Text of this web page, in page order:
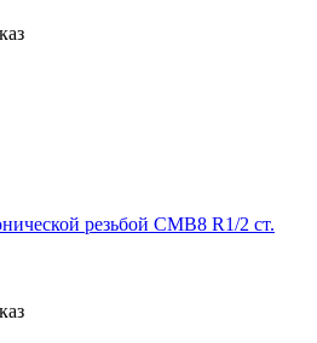
резьбой СМВ8 R1/2 ст.